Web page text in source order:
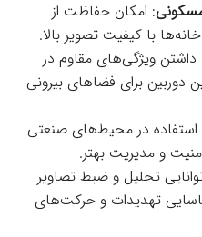
: امکان حفاظت از
با کیفیت تصویر بالا.
داشتن ویژگی‌های مقاوم در
دوربین برای فضاهای بیرونی
استفاده در محیط‌های صنعتی
و مدیریت بهتر.
تحلیل و ضبط تصاویر
تهدیدات و حرکت‌های